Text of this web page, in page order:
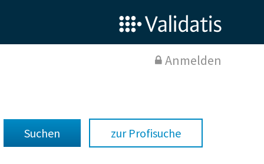
Anmelden
zur Profisuche